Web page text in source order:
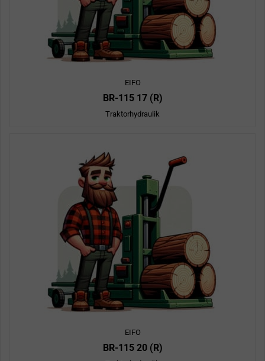
EIFO
BR-115 17 (R)
Traktorhydraulik
EIFO
BR-115 20 (R)